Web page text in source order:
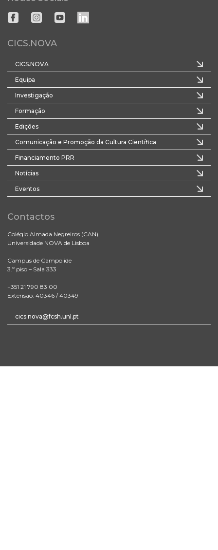
CICS.NOVA
CICS.NOVA
Equipa
Investigação
Formação
Edições
Comunicação e Promoção da Cultura Científica
Financiamento PRR
Notícias
Eventos
Contactos
Colégio Almada Negreiros (CAN)
Universidade NOVA de Lisboa
Campus de Campolide
3.º piso – Sala 333
+351 21 790 83 00
Extensão: 40346 / 40349
cics.nova@fcsh.unl.pt